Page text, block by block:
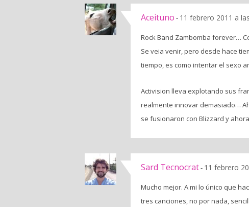
Aceituno - 11 febrero 2011 a
Rock Band Zambomba forever…
Se veia venir, pero desde hace
tiempo, es como intentar el sexo
Activision lleva explotando sus
realmente innovar demasiado…
se fusionaron con Blizzard y
Sard Tecnocrat- 11 febrero
Mucho mejor. A mi lo único que
tres canciones, no por nada,